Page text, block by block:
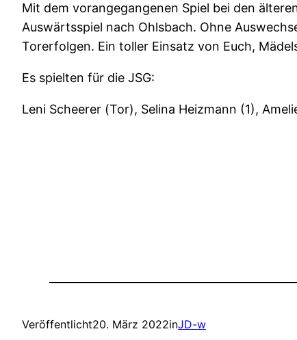
Mit dem vorangegangenen Spiel bei den
Auswärtsspiel nach Ohlsbach. Ohne
Torerfolgen. Ein toller Einsatz von Euch,
Es spielten für die JSG:
Leni Scheerer (Tor), Selina Heizmann (1),
Veröffentlicht20. März 2022inJD-w